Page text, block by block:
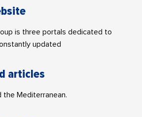
is three portals dedicated to
updated
articles
the Mediterranean.